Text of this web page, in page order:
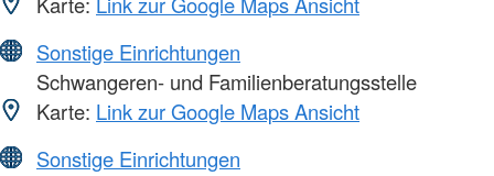
Sonstige Einrichtungen
Schwangeren- und Familienberatungsstelle
Karte: Link zur Google Maps Ansicht
Sonstige Einrichtungen